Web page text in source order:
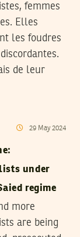
femmes
Elles
les foudres
de leur
29 May 2024
under
regime
more
are being